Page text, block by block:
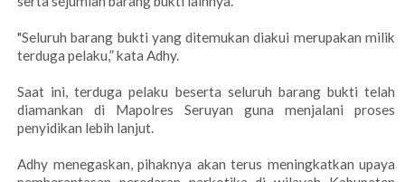
"Seluruh barang bukti yang ditemukan diakui merupakan milik
terduga pelaku,” kata Adhy.
Saat ini, terduga pelaku beserta seluruh barang bukti telah
diamankan di Mapolres Seruyan guna menjalani proses
penyidikan lebih lanjut.
Adhy menegaskan, pihaknya akan terus meningkatkan upaya